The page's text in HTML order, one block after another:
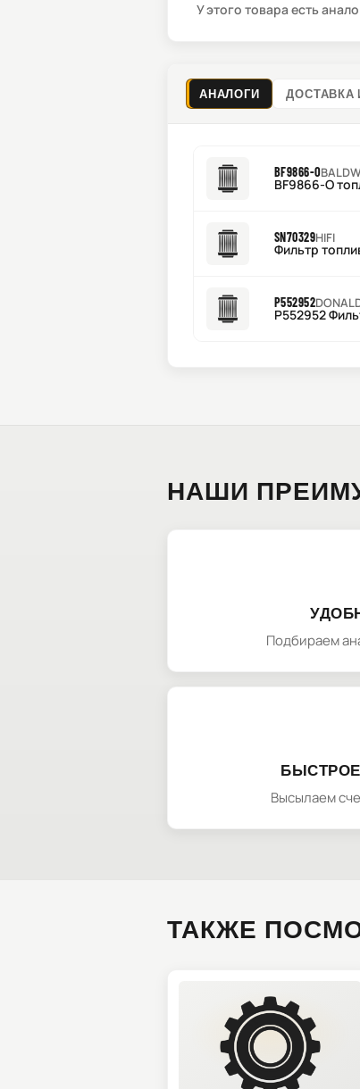
У этого товара есть
АНАЛОГИ ДОСТАВКА
BF9866-O
BF9866-O
SN70329HIFI
Фильтр
P552952
P552952
НАШИ
Подбираем
Высылаем
ТАКЖЕ